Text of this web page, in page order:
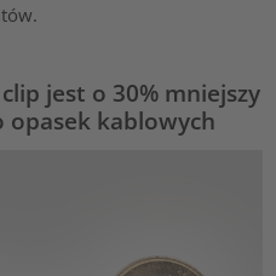
jest o 30% mniejszy
opasek kablowych